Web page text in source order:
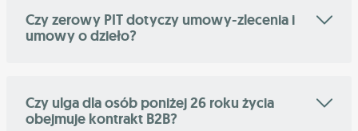
Czy zerowy PIT dotyczy umowy-zlecenia i
umowy o dzieło?
Czy ulga dla osób poniżej 26 roku życia
obejmuje kontrakt B2B?